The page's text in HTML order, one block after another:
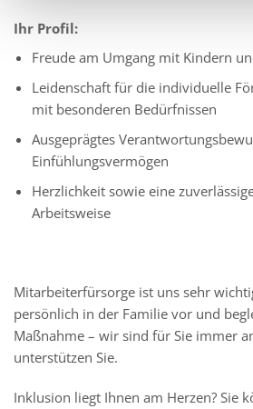
Ihr Profil:
Freude am Umgang mit Kindern
Leidenschaft für die individuelle
mit besonderen Bedürfnissen
Ausgeprägtes
Einfühlungsvermögen
Herzlichkeit sowie eine
Arbeitsweise
Mitarbeiterfürsorge ist uns sehr
persönlich in der Familie vor und
Maßnahme – wir sind für Sie immer
unterstützen Sie.
Inklusion liegt Ihnen am Herzen? Sie